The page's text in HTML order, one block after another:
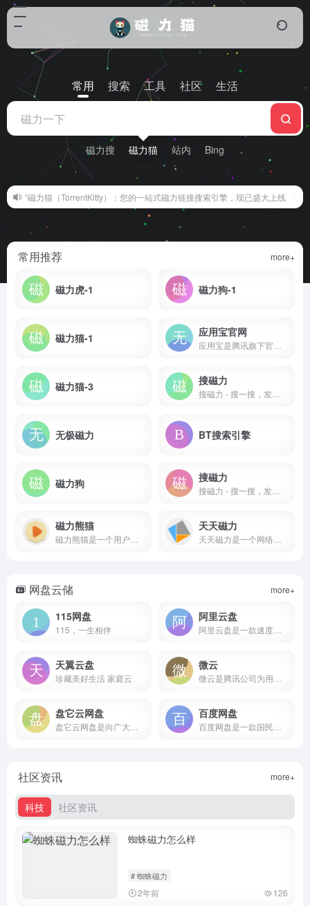
常用 搜索 工具 社区 生活
磁力搜 磁力猫 站内 Bing
“磁力猫（TorrentKitty）：您的一站式磁力链接搜索引擎，现已盛大上线！”
常用推荐 more+
磁力虎-1 磁力狗-1
磁力猫-1 应用宝官网
磁力猫-3 搜磁力
无极磁力 BT搜索引擎
磁力狗 搜磁力
磁力熊猫 天天磁力
网盘云储 more+
115网盘
115，一生相伴
阿里云盘
天翼云盘
珍藏美好生活 家庭云
微云
盘它云网盘 百度网盘
社区资讯
科技 社区资讯
more+
蜘蛛磁力怎么样
# 蜘蛛磁力
2年前 126